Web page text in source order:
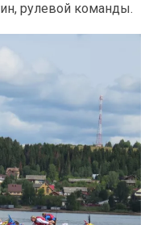
рулевой команды.